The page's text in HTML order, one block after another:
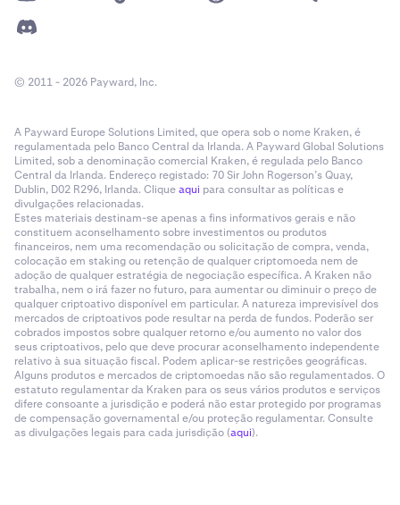
© 2011 - 2026 Payward, Inc.
A Payward Europe Solutions Limited, que opera sob o nome Kraken, é
regulamentada pelo Banco Central da Irlanda. A Payward Global Solutions
Limited, sob a denominação comercial Kraken, é regulada pelo Banco
Central da Irlanda. Endereço registado: 70 Sir John Rogerson’s Quay,
Dublin, D02 R296, Irlanda. Cliqueaqui para consultar as políticas e
divulgações relacionadas.
Estes materiais destinam-se apenas a fins informativos gerais e não
constituem aconselhamento sobre investimentos ou produtos
financeiros, nem uma recomendação ou solicitação de compra, venda,
colocação em staking ou retenção de qualquer criptomoeda nem de
adoção de qualquer estratégia de negociação específica. A Kraken não
trabalha, nem o irá fazer no futuro, para aumentar ou diminuir o preço de
qualquer criptoativo disponível em particular. A natureza imprevisível dos
mercados de criptoativos pode resultar na perda de fundos. Poderão ser
cobrados impostos sobre qualquer retorno e/ou aumento no valor dos
seus criptoativos, pelo que deve procurar aconselhamento independente
relativo à sua situação fiscal. Podem aplicar-se restrições geográficas.
Alguns produtos e mercados de criptomoedas não são regulamentados. O
estatuto regulamentar da Kraken para os seus vários produtos e serviços
difere consoante a jurisdição e poderá não estar protegido por programas
de compensação governamental e/ou proteção regulamentar. Consulte
as divulgações legais para cada jurisdição (aqui).